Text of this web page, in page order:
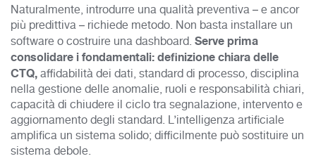
Naturalmente, introdurre una qualità preventiva – e ancor
più predittiva – richiede metodo. Non basta installare un
software o costruire una dashboard. Serve prima
consolidare i fondamentali: definizione chiara delle
CTQ,affidabilità dei dati, standard di processo, disciplina
nella gestione delle anomalie, ruoli e responsabilità chiari,
capacità di chiudere il ciclo tra segnalazione, intervento e
aggiornamento degli standard. L’intelligenza artificiale
amplifica un sistema solido; difficilmente può sostituire un
sistema debole.